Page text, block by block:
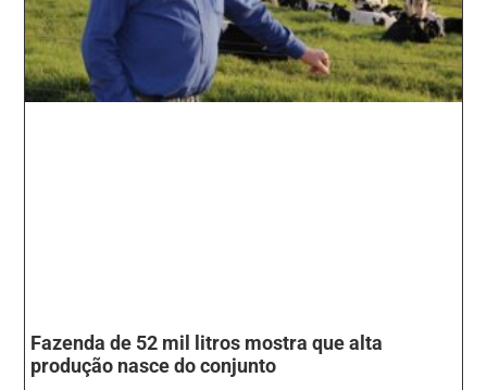
Fazenda de 52 mil litros mostra que alta
produção nasce do conjunto